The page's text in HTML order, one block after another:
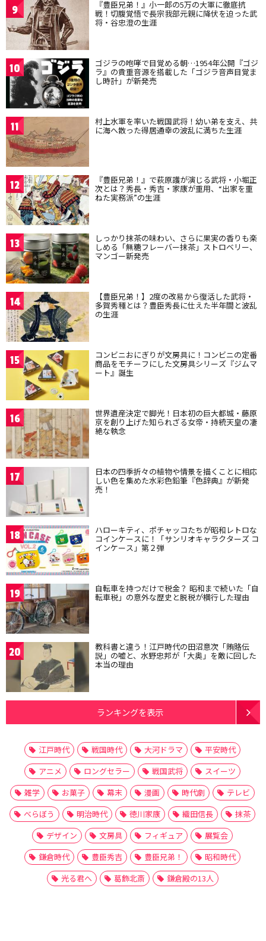
9 『豊臣兄弟！』小一郎の5万の大軍に徹底抗
戦！切腹覚悟で長宗我部元親に降伏を迫った武
将・谷忠澄の生涯
10 ゴジラの咆哮で目覚める朝…1954年公開『ゴジ
ラ』の貴重音源を搭載した「ゴジラ音声目覚ま
し時計」が新発売
11 村上水軍を率いた戦国武将！幼い弟を支え、共
に海へ散った得居通幸の波乱に満ちた生涯
12 『豊臣兄弟！』で萩原護が演じる武将・小堀正
次とは？秀長・秀吉・家康が重用、“出家を重
ねた実務派”の生涯
13 しっかり抹茶の味わい、さらに果実の香りも楽
しめる「無糖フレーバー抹茶」ストロベリー、
マンゴー新発売
14 【豊臣兄弟！】2度の改易から復活した武将・
多賀秀種とは？豊臣秀長に仕えた半年間と波乱
の生涯
15 コンビニおにぎりが文房具に！コンビニの定番
商品をモチーフにした文房具シリーズ『ジムマ
ート』誕生
16 世界遺産決定で脚光！日本初の巨大都城・藤原
京を創り上げた知られざる女帝・持統天皇の凄
絶な執念
17 日本の四季折々の植物や情景を描くことに相応
しい色を集めた水彩色鉛筆『色辞典』が新発
売！
18 ハローキティ、ポチャッコたちが昭和レトロな
コインケースに！「サンリオキャラクターズ コ
インケース」第２弾
19 自転車を持つだけで税金？ 昭和まで続いた「自
転車税」の意外な歴史と脱税が横行した理由
20 教科書と違う！江戸時代の田沼意次「賄賂伝
説」の嘘と、水野忠邦が「大奥」を敵に回した
本当の理由
ランキングを表示
江戸時代 戦国時代 大河ドラマ
平安時代
アニメ
ロングセラー 戦国武将
スイーツ
雑学
お菓子 幕末 漫画 時代劇
テレビ
べらぼう
明治時代 徳川家康 織田信長
抹茶
デザイン
文房具 フィギュア
展覧会
鎌倉時代
豊臣秀吉 豊臣兄弟！
昭和時代
光る君へ
葛飾北斎 鎌倉殿の13人